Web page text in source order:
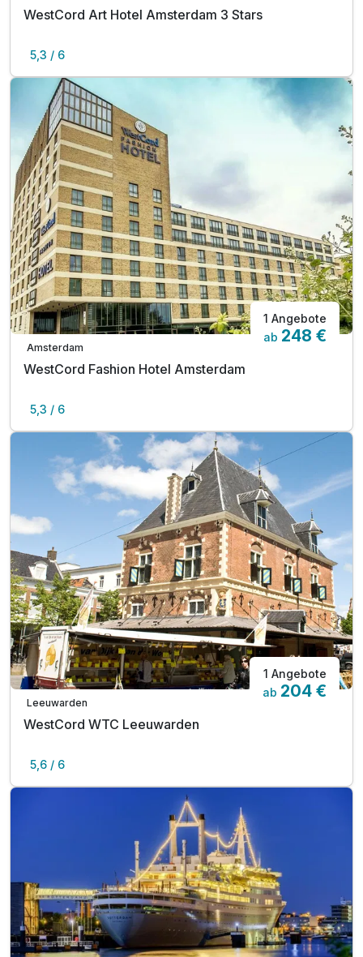
WestCord Art Hotel Amsterdam 3 Stars
5,3 / 6
Amsterdam
1 Angebote
ab 248 €
WestCord Fashion Hotel Amsterdam
5,3 / 6
Leeuwarden
1 Angebote
ab 204 €
WestCord WTC Leeuwarden
5,6 / 6